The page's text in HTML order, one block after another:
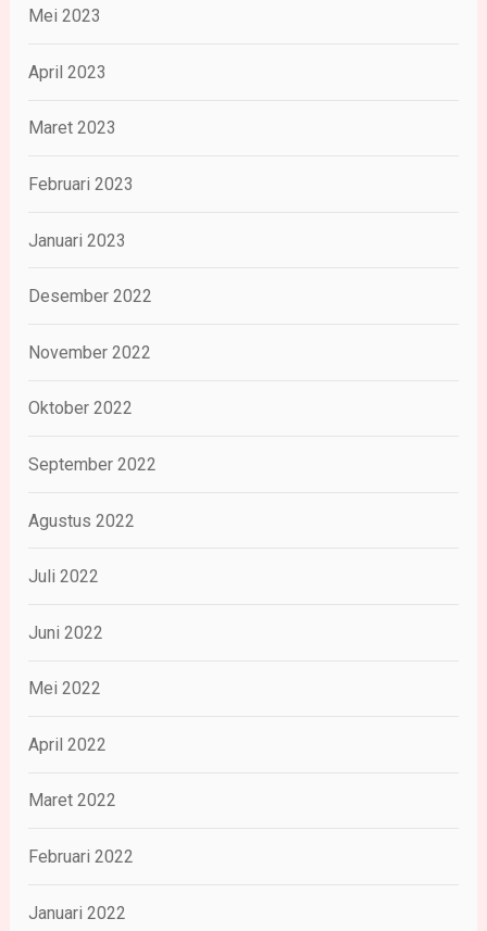
Mei 2023
April 2023
Maret 2023
Februari 2023
Januari 2023
Desember 2022
November 2022
Oktober 2022
September 2022
Agustus 2022
Juli 2022
Juni 2022
Mei 2022
April 2022
Maret 2022
Februari 2022
Januari 2022